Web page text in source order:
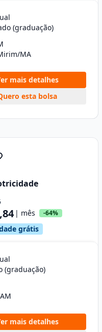
(graduação)
MA
mais detalhes
esta bolsa
| mês -64%
grátis
(graduação)
mais detalhes